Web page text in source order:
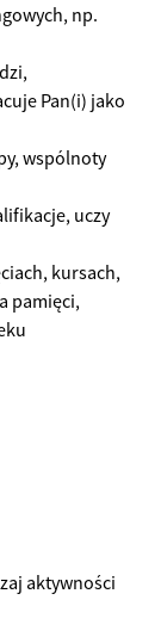
np.
Pan(i) jako
wspólnoty
uczy
kursach,
pamięci,
aktywności